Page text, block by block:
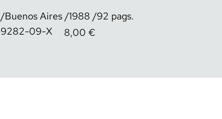
Buenos Aires 1988 92
09-X 8,00 €